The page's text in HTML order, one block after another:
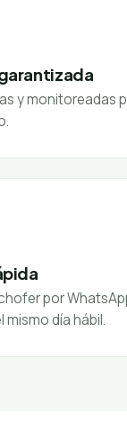
y monitoreadas
por
día hábil.